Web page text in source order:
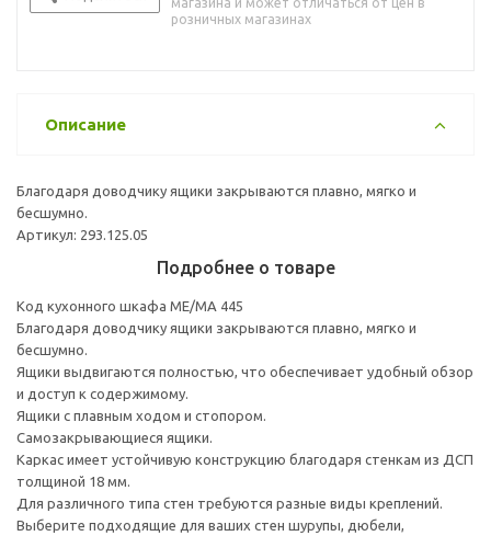
розничных магазинах
Описание
Благодаря доводчику ящики закрываются плавно, мягко и
бесшумно.
Артикул: 293.125.05
Подробнее о товаре
Код кухонного шкафа ME/MA 445
Благодаря доводчику ящики закрываются плавно, мягко и
бесшумно.
Ящики выдвигаются полностью, что обеспечивает удобный обзор
и доступ к содержимому.
Ящики с плавным ходом и стопором.
Самозакрывающиеся ящики.
Каркас имеет устойчивую конструкцию благодаря стенкам из ДСП
толщиной 18 мм.
Для различного типа стен требуются разные виды креплений.
Выберите подходящие для ваших стен шурупы, дюбели,